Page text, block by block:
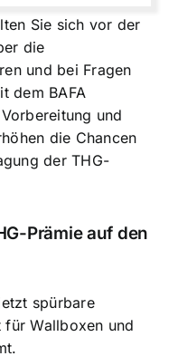
Sie sich vor der
die
und bei Fragen
dem BAFA
und
die Chancen
der THG-
Prämie auf den
spürbare
Wallboxen und